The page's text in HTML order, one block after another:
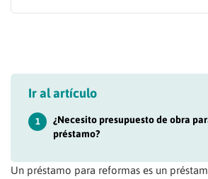
Ir al artículo
1
¿Necesito presupuesto de obra
préstamo?
Un préstamo para reformas es un